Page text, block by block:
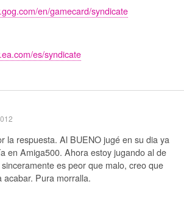
en/gamecard/syndicate
es/syndicate
la respuesta. Al BUENO jugé en su dia ya
en Amiga500. Ahora estoy jugando al de
es peor que malo, creo que
acabar. Pura morralla.